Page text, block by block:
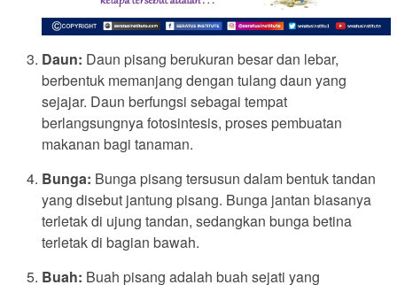
Daun: Daun pisang berukuran besar dan lebar,
berbentuk memanjang dengan tulang daun yang
sejajar. Daun berfungsi sebagai tempat
berlangsungnya fotosintesis, proses pembuatan
makanan bagi tanaman.
Bunga: Bunga pisang tersusun dalam bentuk tandan
yang disebut jantung pisang. Bunga jantan biasanya
terletak di ujung tandan, sedangkan bunga betina
terletak di bagian bawah.
Buah: Buah pisang adalah buah sejati yang